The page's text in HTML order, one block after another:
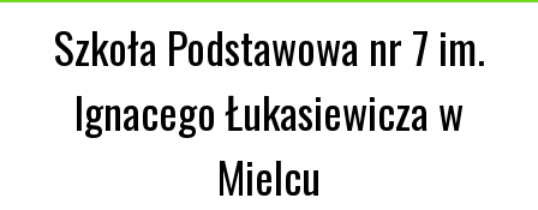
Szkoła Podstawowa nr 7 im.
Ignacego Łukasiewicza w
Mielcu